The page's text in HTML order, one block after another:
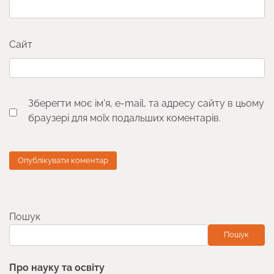
Сайт
Зберегти моє ім'я, e-mail, та адресу сайту в цьому
браузері для моїх подальших коментарів.
Пошук
Пошук
Про науку та освіту